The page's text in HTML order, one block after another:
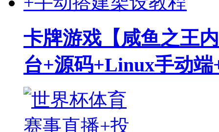
卡牌游戏【咸鱼之王
台+源码+Linux手动